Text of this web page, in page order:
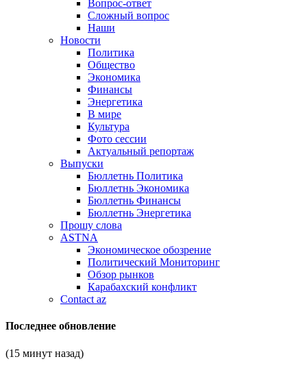
Вопрос-ответ
Сложный вопрос
Наши
Новости
Политика
Общество
Экономика
Финансы
Энергетика
В мире
Культура
Фото сессии
Актуальный репортаж
Выпуски
Бюллетнь Политика
Бюллетнь Экономика
Бюллетнь Финансы
Бюллетнь Энергетика
Прошу слова
ASTNA
Экономическое обозрение
Политический Мониторинг
Обзор рынков
Карабахский конфликт
Contact az
Последнее обновление
(15 минут назад)